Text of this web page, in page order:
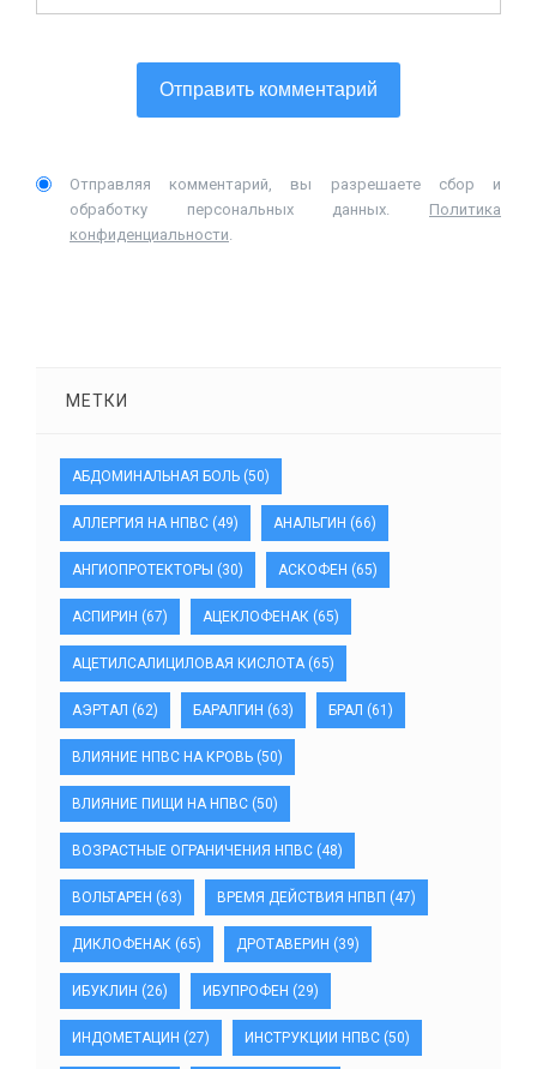
Отправляя комментарий, вы разрешаете сбор и
обработку персональных данных. Политика
конфиденциальности.
МЕТКИ
АБДОМИНАЛЬНАЯ БОЛЬ (50)
АЛЛЕРГИЯ НА НПВС (49) АНАЛЬГИН (66)
АНГИОПРОТЕКТОРЫ (30) АСКОФЕН (65)
АСПИРИН (67) АЦЕКЛОФЕНАК (65)
АЦЕТИЛСАЛИЦИЛОВАЯ КИСЛОТА(65)
АЭРТАЛ (62) БАРАЛГИН (63) БРАЛ (61)
ВЛИЯНИЕ НПВС НА КРОВЬ (50)
ВЛИЯНИЕ ПИЩИ НА НПВС (50)
ВОЗРАСТНЫЕ ОГРАНИЧЕНИЯ НПВС (48)
ВОЛЬТАРЕН (63) ВРЕМЯ ДЕЙСТВИЯ НПВП (47)
ДИКЛОФЕНАК (65) ДРОТАВЕРИН (39)
ИБУКЛИН (26) ИБУПРОФЕН (29)
ИНДОМЕТАЦИН (27) ИНСТРУКЦИИ НПВС (50)